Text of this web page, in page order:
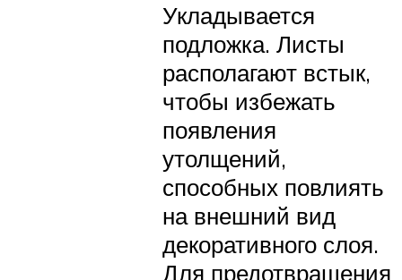
Укладывается
подложка. Листы
располагают встык,
чтобы избежать
появления
утолщений,
способных повлиять
на внешний вид
декоративного слоя.
Для предотвращения